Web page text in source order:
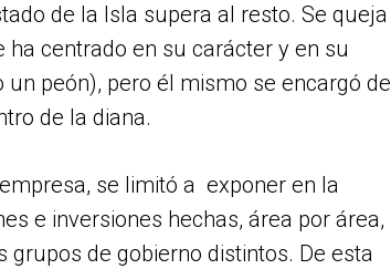
de la Isla supera al resto. Se queja
centrado en su carácter y en su
un peón), pero él mismo se encargó de
de la diana.
se limitó a exponer en la
e inversiones hechas, área por área,
grupos de gobierno distintos. De esta